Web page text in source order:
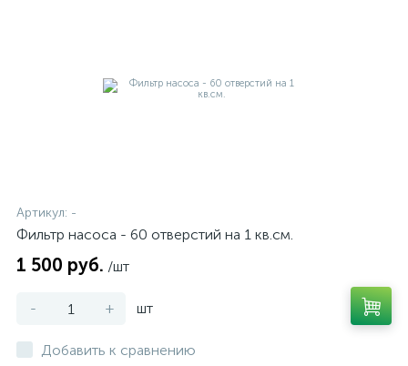
Артикул: -
Фильтр насоса - 60 отверстий на 1 кв.см.
1 500 руб. /шт
- + шт
Добавить к сравнению